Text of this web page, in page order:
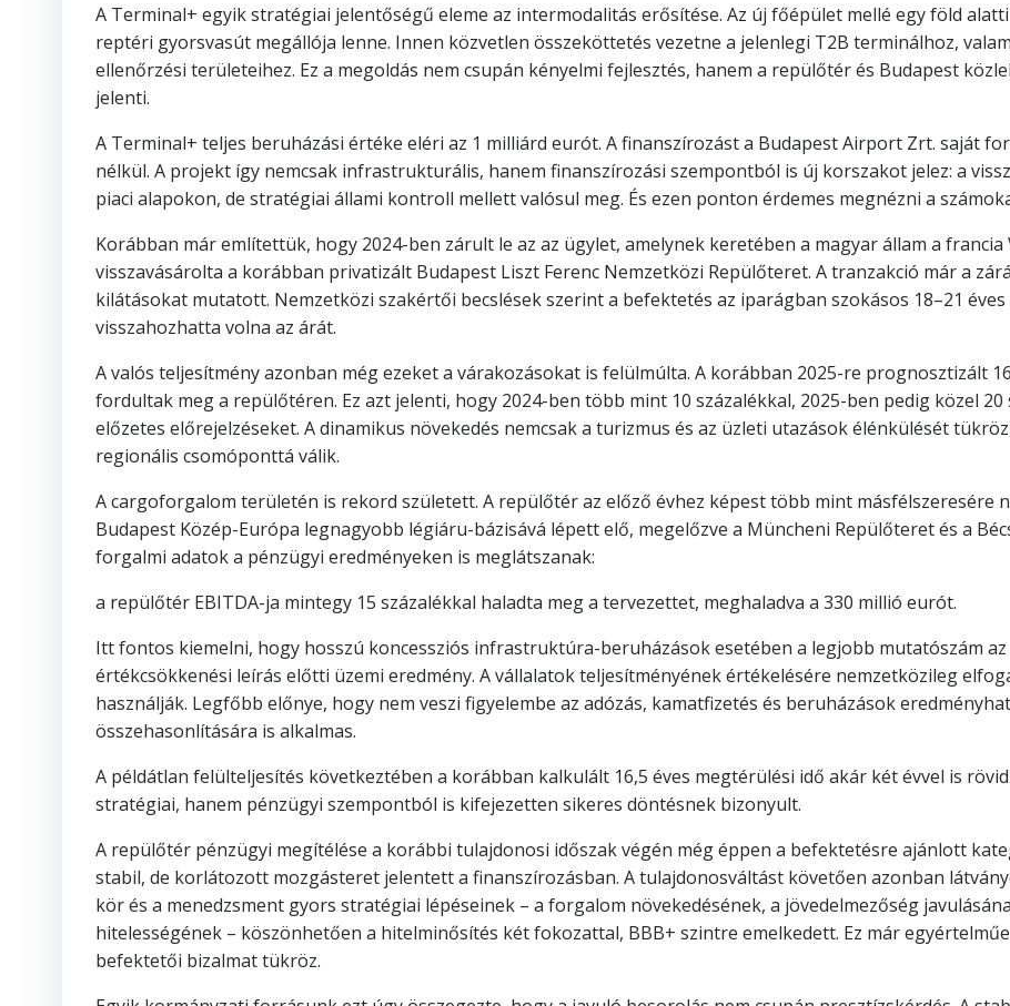
A Terminal+ egyik stratégiai jelentőségű eleme az intermodalitás erősítése. Az új főépület mellé egy föld
reptéri gyorsvasút megállója lenne. Innen közvetlen összeköttetés vezetne a jelenlegi T2B terminálhoz,
ellenőrzési területeihez. Ez a megoldás nem csupán kényelmi fejlesztés, hanem a repülőtér és Budapest
jelenti.
A Terminal+ teljes beruházási értéke eléri az 1 milliárd eurót. A finanszírozást a Budapest Airport Zrt. saját
nélkül. A projekt így nemcsak infrastrukturális, hanem finanszírozási szempontból is új korszakot jelez: a
piaci alapokon, de stratégiai állami kontroll mellett valósul meg. És ezen ponton érdemes megnézni a
Korábban már említettük, hogy 2024-ben zárult le az az ügylet, amelynek keretében a magyar állam a
visszavásárolta a korábban privatizált Budapest Liszt Ferenc Nemzetközi Repülőteret. A tranzakció már a
kilátásokat mutatott. Nemzetközi szakértői becslések szerint a befektetés az iparágban szokásos 18–21
visszahozhatta volna az árát.
A valós teljesítmény azonban még ezeket a várakozásokat is felülmúlta. A korábban 2025-re prognosztizált
fordultak meg a repülőtéren. Ez azt jelenti, hogy 2024-ben több mint 10 százalékkal, 2025-ben pedig közel
előzetes előrejelzéseket. A dinamikus növekedés nemcsak a turizmus és az üzleti utazások élénkülését
regionális csomóponttá válik.
A cargoforgalom területén is rekord született. A repülőtér az előző évhez képest több mint másfélszeresére
Budapest Közép-Európa legnagyobb légiáru-bázisává lépett elő, megelőzve a Müncheni Repülőteret és a
forgalmi adatok a pénzügyi eredményeken is meglátszanak:
a repülőtér EBITDA-ja mintegy 15 százalékkal haladta meg a tervezettet, meghaladva a 330 millió eurót.
Itt fontos kiemelni, hogy hosszú koncessziós infrastruktúra-beruházások esetében a legjobb mutatószám az
értékcsökkenési leírás előtti üzemi eredmény. A vállalatok teljesítményének értékelésére nemzetközileg
használják. Legfőbb előnye, hogy nem veszi figyelembe az adózás, kamatfizetés és beruházások
összehasonlítására is alkalmas.
A példátlan felülteljesítés következtében a korábban kalkulált 16,5 éves megtérülési idő akár két évvel is
stratégiai, hanem pénzügyi szempontból is kifejezetten sikeres döntésnek bizonyult.
A repülőtér pénzügyi megítélése a korábbi tulajdonosi időszak végén még éppen a befektetésre ajánlott
stabil, de korlátozott mozgásteret jelentett a finanszírozásban. A tulajdonosváltást követően azonban
kör és a menedzsment gyors stratégiai lépéseinek – a forgalom növekedésének, a jövedelmezőség
hitelességének – köszönhetően a hitelminősítés két fokozattal, BBB+ szintre emelkedett. Ez már
befektetői bizalmat tükröz.